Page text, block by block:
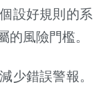
設好規則的系
的風險門檻。
少錯誤警報。